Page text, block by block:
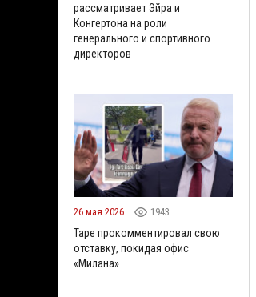
рассматривает Эйра и
Конгертона на роли
генерального и спортивного
директоров
26 мая 2026 1943
Таре прокомментировал свою
отставку, покидая офис
«Милана»